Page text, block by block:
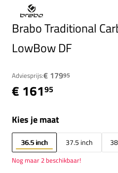
Brabo Traditional
LowBow DF
Adviesprijs:€ 17995
€ 16195
Kies je maat
36.5 inch 37.5 inch
Nog maar 2 beschikbaar!